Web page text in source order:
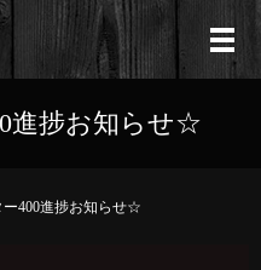
進捗お知らせ☆
ー400進捗お知らせ☆